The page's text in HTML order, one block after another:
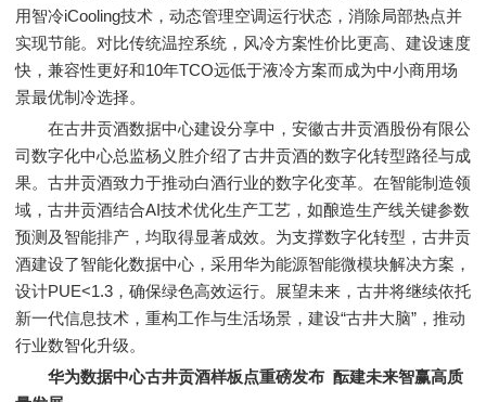
用智冷iCooling技术，动态管理空调运行状态，消除局部热点并
实现节能。对比传统温控系统，风冷方案性价比更高、建设速度
快，兼容性更好和10年TCO远低于液冷方案而成为中小商用场
景最优制冷选择。
在古井贡酒数据中心建设分享中，安徽古井贡酒股份有限公
司数字化中心总监杨义胜介绍了古井贡酒的数字化转型路径与成
果。古井贡酒致力于推动白酒行业的数字化变革。在智能制造领
域，古井贡酒结合AI技术优化生产工艺，如酿造生产线关键参数
预测及智能排产，均取得显著成效。为支撑数字化转型，古井贡
酒建设了智能化数据中心，采用华为能源智能微模块解决方案，
设计PUE<1.3，确保绿色高效运行。展望未来，古井将继续依托
新一代信息技术，重构工作与生活场景，建设“古井大脑”，推动
行业数智化升级。
华为数据中心古井贡酒样板点重磅发布 酝建未来智赢高质